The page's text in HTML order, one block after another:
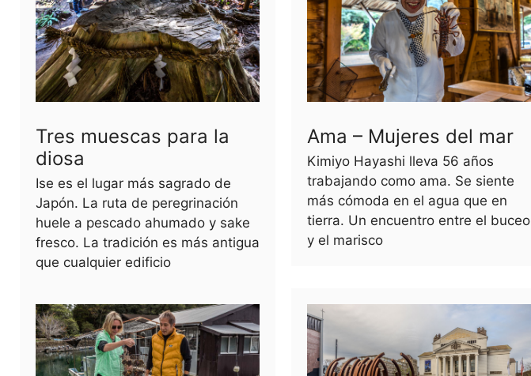
Tres muescas para la
diosa
Ise es el lugar más sagrado de
Japón. La ruta de peregrinación
huele a pescado ahumado y sake
fresco. La tradición es más antigua
que cualquier edificio
Ama – Mujeres del mar
Kimiyo Hayashi lleva 56 años
trabajando como ama. Se siente
más cómoda en el agua que en
tierra. Un encuentro entre el buceo
y el marisco